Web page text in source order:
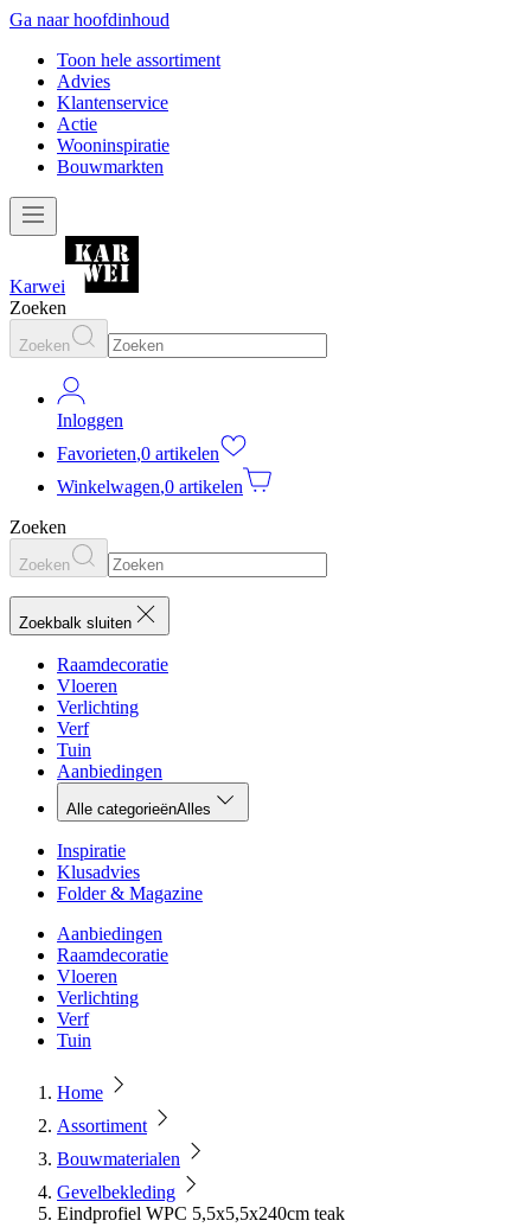
Ga naar hoofdinhoud
Toon hele assortiment
Advies
Klantenservice
Actie
Wooninspiratie
Bouwmarkten
Karwei
Zoeken
Zoeken
Inloggen
Favorieten,0 artikelen
Winkelwagen,0 artikelen
Zoeken
Zoeken
Zoekbalk sluiten
Raamdecoratie
Vloeren
Verlichting
Verf
Tuin
Aanbiedingen
Alle categorieënAlles
Inspiratie
Klusadvies
Folder & Magazine
Aanbiedingen
Raamdecoratie
Vloeren
Verlichting
Verf
Tuin
Home
Assortiment
Bouwmaterialen
Gevelbekleding
Eindprofiel WPC 5,5x5,5x240cm teak